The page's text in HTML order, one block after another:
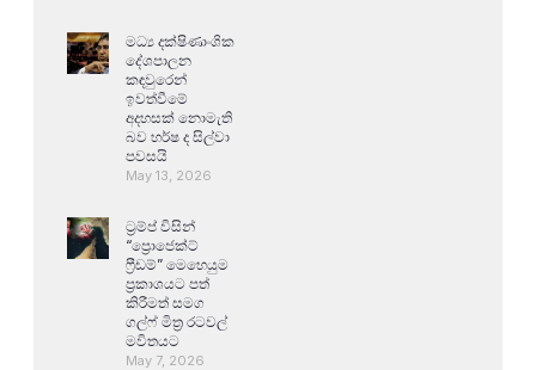
මධ්‍ය දක්ෂිණාංශික
දේශපාලන
කඳවුරෙන්
ඉවත්වීමේ
අදහසක් නොමැති
බව හර්ෂ ද සිල්වා
පවසයි
May 13, 2026
ට්‍රම්ප් විසින්
“ප්‍රොජෙක්ට්
ෆ්‍රීඩම්” මෙහෙයුම
ප්‍රකාශයට පත්
කිරීමත් සමග
ගල්ෆ් මිත්‍ර රටවල්
මවිතයට
May 7, 2026